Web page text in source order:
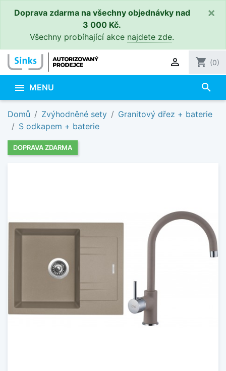
Doprava zdarma na všechny objednávky nad
3 000 Kč.
Všechny probíhající akce najdete zde.
×
 shopping_cart (0)
 MENU search
Domů Zvýhodněné sety
Granitový dřez + baterie
S odkapem + baterie
DOPRAVA ZDARMA